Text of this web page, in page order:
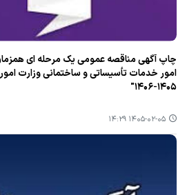
چاپ آگهی مناقصه عمومی یک مرحله ای همزمان
امور خدمات تأسیساتی و ساختمانی وزارت
۱۴۰۵-۱۴۰۶"
۱۴۰۵-۰۲-۰۵ ۱۴:۲۹